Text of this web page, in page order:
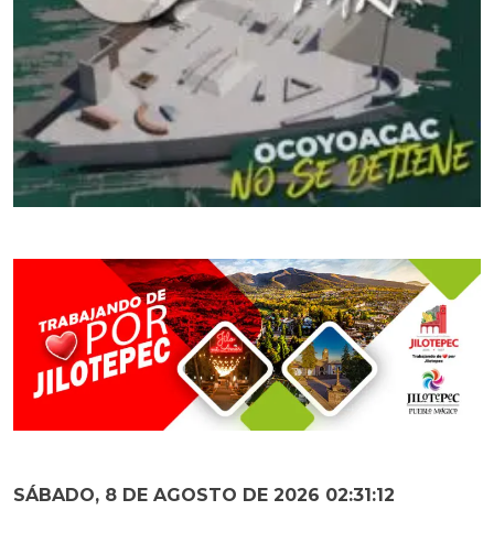
SÁBADO, 8 DE AGOSTO DE 2026 02:31:14